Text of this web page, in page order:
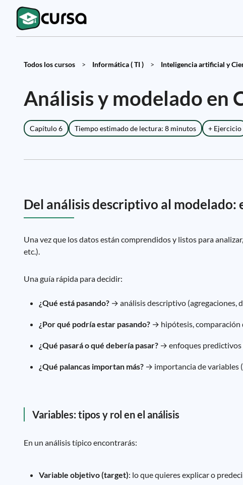
Todos los cursos > Informática ( TI ) > Inteligencia artificial y
Análisis y modelado en
Capítulo 6 Tiempo estimado de lectura: 8 minutos + Ejercicio
Del análisis descriptivo al modelado:
Una vez que los datos están comprendidos y listos para
etc.).
Una guía rápida para decidir:
¿Qué está pasando? → análisis descriptivo (agregaciones,
¿Por qué podría estar pasando? → hipótesis, comparación
¿Qué pasará o qué debería pasar? → enfoques predictivos
¿Qué palancas importan más? → importancia de variables
Variables: tipos y rol en el análisis
En un análisis típico encontrarás:
Variable objetivo (target): lo que quieres explicar o